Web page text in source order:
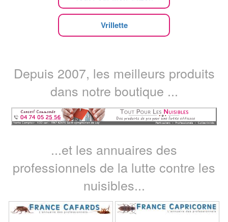
Vrillette
Depuis 2007, les meilleurs produits
dans notre boutique ...
...et les annuaires des
professionnels de la lutte contre les
nuisibles...